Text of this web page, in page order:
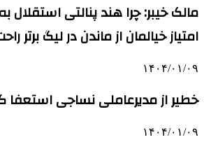
امتیاز خیالمان از ماندن در لیگ
۱۴۰۴/۰۱/۰۹
خطیر از مدیرعاملی نساجی استعفا
۱۴۰۴/۰۱/۰۹